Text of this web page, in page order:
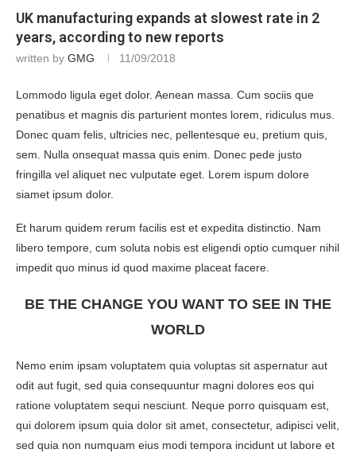
UK manufacturing expands at slowest rate in 2
years, according to new reports
written by GMG 11/09/2018
Lommodo ligula eget dolor. Aenean massa. Cum sociis que
penatibus et magnis dis parturient montes lorem, ridiculus mus.
Donec quam felis, ultricies nec, pellentesque eu, pretium quis,
sem. Nulla onsequat massa quis enim. Donec pede justo
fringilla vel aliquet nec vulputate eget. Lorem ispum dolore
siamet ipsum dolor.
Et harum quidem rerum facilis est et expedita distinctio. Nam
libero tempore, cum soluta nobis est eligendi optio cumquer nihil
impedit quo minus id quod maxime placeat facere.
BE THE CHANGE YOU WANT TO SEE IN THE
WORLD
Nemo enim ipsam voluptatem quia voluptas sit aspernatur aut
odit aut fugit, sed quia consequuntur magni dolores eos qui
ratione voluptatem sequi nesciunt. Neque porro quisquam est,
qui dolorem ipsum quia dolor sit amet, consectetur, adipisci velit,
sed quia non numquam eius modi tempora incidunt ut labore et